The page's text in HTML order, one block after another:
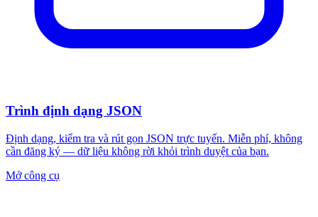
Trình định dạng JSON
Định dạng, kiểm tra và rút gọn JSON trực tuyến. Miễn phí, không
cần đăng ký — dữ liệu không rời khỏi trình duyệt của bạn.
Mở công cụ